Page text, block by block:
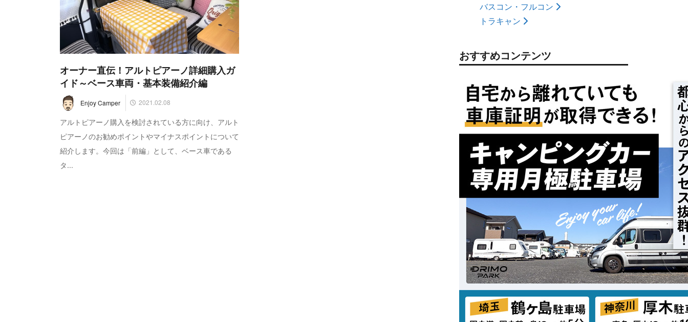
オーナー直伝！アルトピアーノ詳細購入ガ
イド～ベース車両・基本装備紹介編
Enjoy Camper 2021.02.08
アルトピアーノ購入を検討されている方に向け、アルト
ピアーノのお勧めポイントやマイナスポイントについて
紹介します。今回は「前編」として、ベース車である
タ...
バスコン・フルコン
トラキャン
おすすめコンテンツ